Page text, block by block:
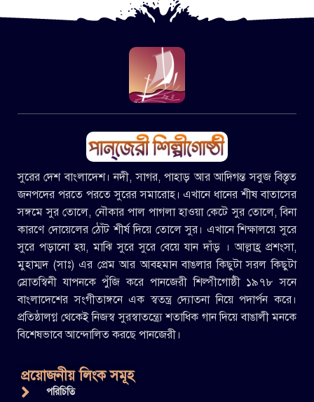
সুরের দেশ বাংলাদেশ। নদী, সাগর, পাহাড় আর আদিগন্ত সবুজ বিস্তৃত
জনপদের পরতে পরতে সুরের সমারোহ। এখানে ধানের শীষ বাতাসের
সঙ্গমে সুর তোলে, নৌকার পাল পাগলা হাওয়া কেটে সুর তোলে, বিনা
কারণে দোয়েলের ঠোঁট শীর্ষ দিয়ে তোলে সুর। এখানে শিক্ষালয়ে সুরে
সুরে পড়ানো হয়, মাঝি সুরে সুরে বেয়ে যান দাঁড় । আল্লাহ্র প্রশংসা,
মুহাম্মদ (সাঃ) এর প্রেম আর আবহমান বাঙলার কিছুটা সরল কিছুটা
স্রোতস্বিনী যাপনকে পুঁজি করে পানজেরী শিল্পীগোষ্ঠী ১৯৭৮ সনে
বাংলাদেশের সংগীতাঙ্গনে এক স্বতন্ত্র দ্যোতনা নিয়ে পদার্পন করে।
প্রতিষ্ঠালগ্ন থেকেই নিজস্ব সুরস্বাতন্ত্র্যে শতাধিক গান দিয়ে বাঙালী মনকে
বিশেষভাবে আন্দোলিত করছে পানজেরী।
প্রয়োজনীয় লিংক সমূহ
পরিচিতি